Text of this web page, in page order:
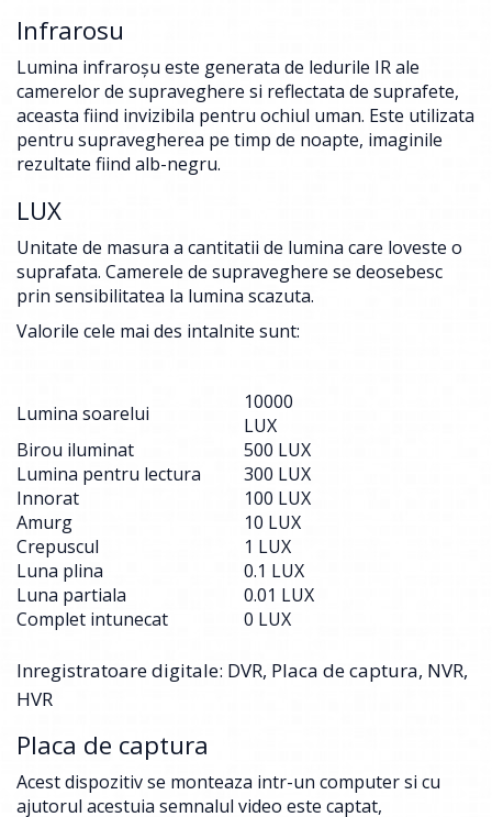
Infrarosu
Lumina infraroşu este generata de ledurile IR ale
camerelor de supraveghere si reflectata de suprafete,
aceasta fiind invizibila pentru ochiul uman. Este utilizata
pentru supravegherea pe timp de noapte, imaginile
rezultate fiind alb-negru.
LUX
Unitate de masura a cantitatii de lumina care loveste o
suprafata. Camerele de supraveghere se deosebesc
prin sensibilitatea la lumina scazuta.
Valorile cele mai des intalnite sunt:
Lumina soarelui
10000
LUX
Birou iluminat
500 LUX
Lumina pentru lectura
300 LUX
Innorat
100 LUX
Amurg
10 LUX
Crepuscul
1 LUX
Luna plina
0.1 LUX
Luna partiala
0.01 LUX
Complet intunecat
0 LUX
Inregistratoare digitale: DVR, Placa de captura, NVR,
HVR
Placa de captura
Acest dispozitiv se monteaza intr-un computer si cu
ajutorul acestuia semnalul video este captat,